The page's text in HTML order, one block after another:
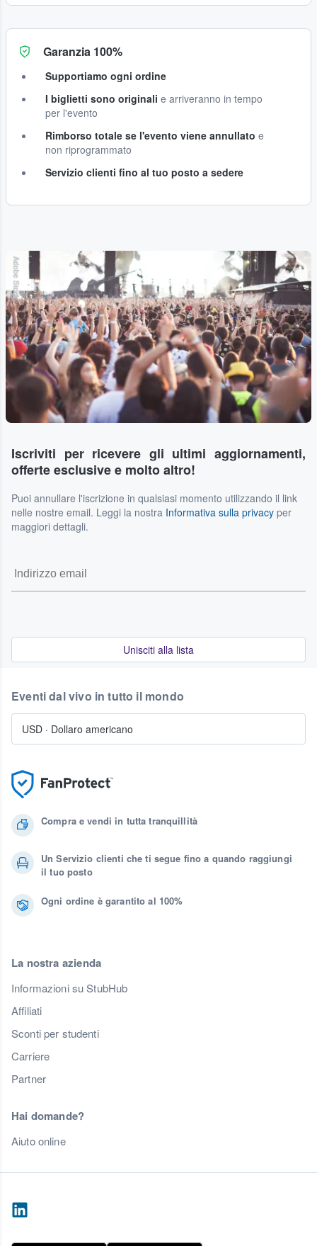
Garanzia 100%
Supportiamo ogni ordine
I biglietti sono originali e arriveranno in tempo
per l'evento
Rimborso totale se l'evento viene annullato e
non riprogrammato
Servizio clienti fino al tuo posto a sedere
Adobe Stock
Iscriviti per ricevere gli ultimi aggiornamenti,
offerte esclusive e molto altro!
Puoi annullare l'iscrizione in qualsiasi momento utilizzando il link
nelle nostre email. Leggi la nostra Informativa sulla privacy per
maggiori dettagli.
Unisciti alla lista
Compra e vendi in tutta tranquillità
Un Servizio clienti che ti segue fino a quando raggiungi
il tuo posto
Ogni ordine è garantito al 100%
La nostra azienda
Informazioni su StubHub
Affiliati
Sconti per studenti
Carriere
Partner
Hai domande?
Aiuto online
Eventi dal vivo in tutto il mondo
USD · Dollaro americano